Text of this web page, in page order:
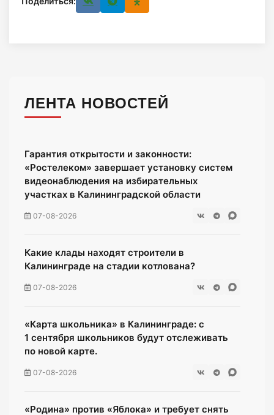
ЛЕНТА НОВОСТЕЙ
Гарантия открытости и законности:
«Ростелеком» завершает установку систем
видеонаблюдения на избирательных
участках в Калининградской области
07-08-2026
Какие клады находят строители в
Калининграде на стадии котлована?
07-08-2026
«Карта школьника» в Калининграде: с
1 сентября школьников будут отслеживать
по новой карте.
07-08-2026
«Родина» против «Яблока» и требует снять